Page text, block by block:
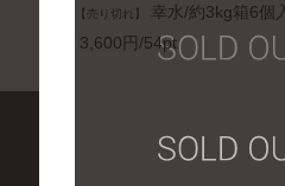
【売り切れ】
幸水/約3kg箱6個
3,600円/54pt